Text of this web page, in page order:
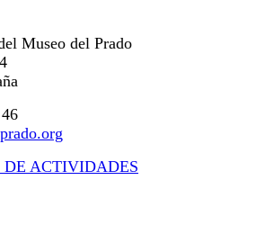
Museo del Prado
ACTIVIDADES